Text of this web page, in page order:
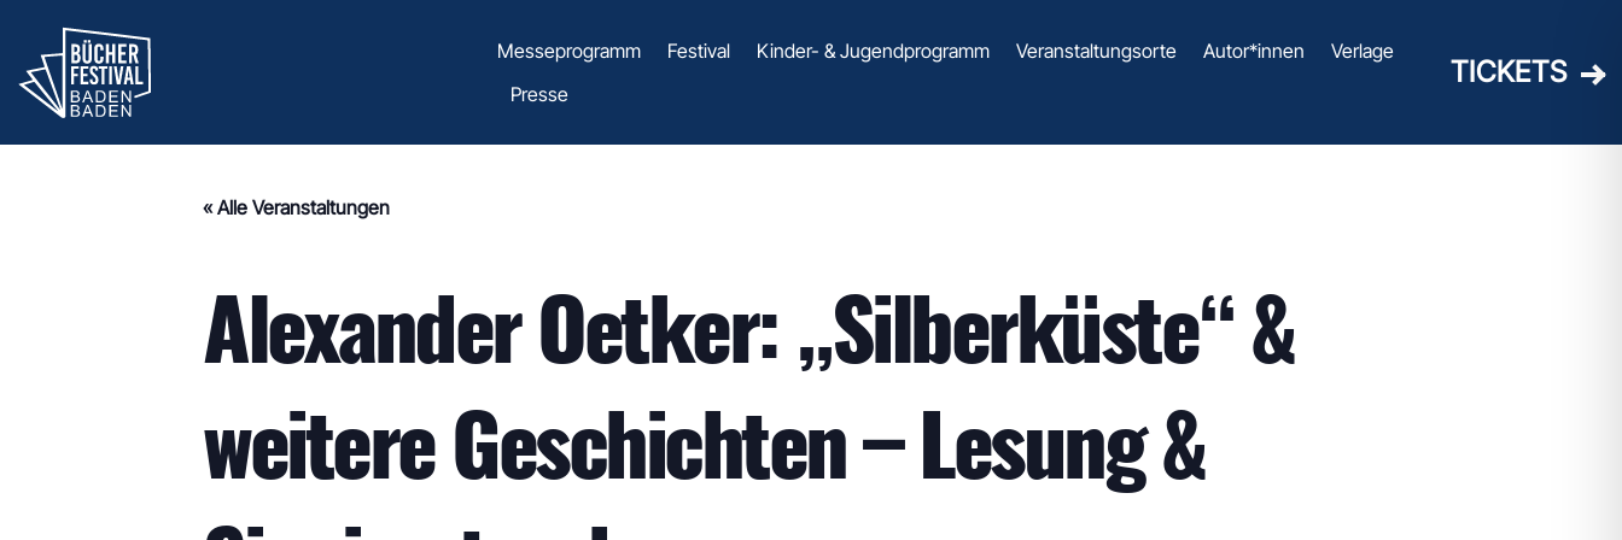
springen
Messeprogramm Festival Kinder- & Jugendprogramm Veranstaltungsorte Autor*innen
Verlage
Presse
TICKETS
« Alle Veranstaltungen
Alexander Oetker: „Silberküste“ &
weitere Geschichten – Lesung &